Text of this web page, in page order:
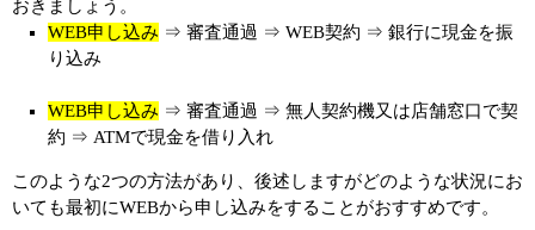
おきましょう。
WEB申し込み ⇒ 審査通過 ⇒ WEB契約 ⇒ 銀行に現金を振
り込み
WEB申し込み ⇒ 審査通過 ⇒ 無人契約機又は店舗窓口で契
約 ⇒ ATMで現金を借り入れ
このような2つの方法があり、後述しますがどのような状況にお
いても最初にWEBから申し込みをすることがおすすめです。